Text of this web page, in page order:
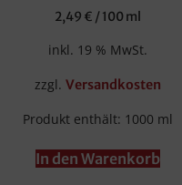
2,49 € /100 ml
inkl. 19 % MwSt.
zzgl. Versandkosten
Produkt enthält: 1000 ml
In den Warenkorb